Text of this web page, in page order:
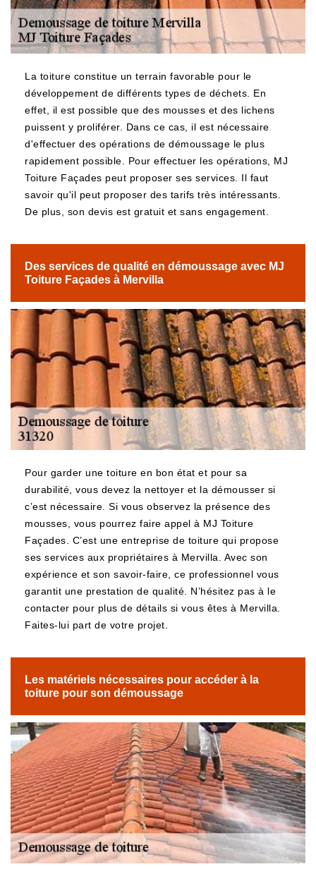
La toiture constitue un terrain favorable pour le
développement de différents types de déchets. En
effet, il est possible que des mousses et des lichens
puissent y proliférer. Dans ce cas, il est nécessaire
d'effectuer des opérations de démoussage le plus
rapidement possible. Pour effectuer les opérations, MJ
Toiture Façades peut proposer ses services. Il faut
savoir qu'il peut proposer des tarifs très intéressants.
De plus, son devis est gratuit et sans engagement.
Des services de qualité en démoussage avec MJ
Toiture Façades à Mervilla
Pour garder une toiture en bon état et pour sa
durabilité, vous devez la nettoyer et la démousser si
c’est nécessaire. Si vous observez la présence des
mousses, vous pourrez faire appel à MJ Toiture
Façades. C’est une entreprise de toiture qui propose
ses services aux propriétaires à Mervilla. Avec son
expérience et son savoir-faire, ce professionnel vous
garantit une prestation de qualité. N’hésitez pas à le
contacter pour plus de détails si vous êtes à Mervilla.
Faites-lui part de votre projet.
Les matériels nécessaires pour accéder à la
toiture pour son démoussage